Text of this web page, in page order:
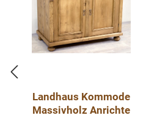
Landhaus Kommode
Massivholz Anrichte